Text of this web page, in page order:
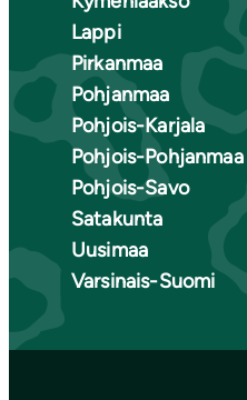
Lappi
Pirkanmaa
Pohjanmaa
Pohjois-Karjala
Pohjois-Pohjanmaa
Pohjois-Savo
Satakunta
Uusimaa
Varsinais-Suomi